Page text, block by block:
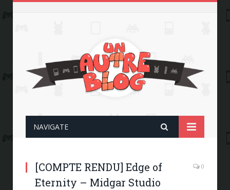
NAVIGATE
[COMPTE RENDU] Edge of
Eternity – Midgar Studio
0